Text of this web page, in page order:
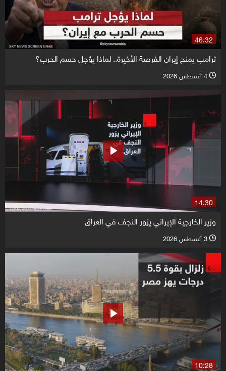
46:32
ترامب يمنح إيران الفرصة الأخيرة.. لماذا يؤجل حسم الحرب؟
l 4 أغسطس 2026
14:30
وزير الخارجية الإيراني يزور النجف في العراق
l 3 أغسطس 2026
10:28